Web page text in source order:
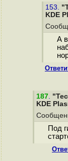
153.
KDE
А
187.
KDE
Под